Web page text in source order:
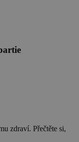
zdraví. Přečtěte si,